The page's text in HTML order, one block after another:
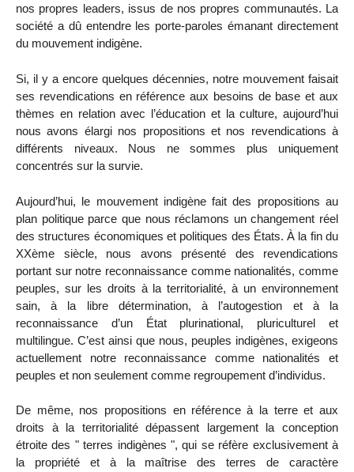
nos propres leaders, issus de nos propres communautés. La
société a dû entendre les porte-paroles émanant directement
du mouvement indigène.
Si, il y a encore quelques décennies, notre mouvement faisait
ses revendications en référence aux besoins de base et aux
thèmes en relation avec l’éducation et la culture, aujourd’hui
nous avons élargi nos propositions et nos revendications à
différents niveaux. Nous ne sommes plus uniquement
concentrés sur la survie.
Aujourd’hui, le mouvement indigène fait des propositions au
plan politique parce que nous réclamons un changement réel
des structures économiques et politiques des États. À la fin du
XXème siècle, nous avons présenté des revendications
portant sur notre reconnaissance comme nationalités, comme
peuples, sur les droits à la territorialité, à un environnement
sain, à la libre détermination, à l’autogestion et à la
reconnaissance d’un État plurinational, pluriculturel et
multilingue. C’est ainsi que nous, peuples indigènes, exigeons
actuellement notre reconnaissance comme nationalités et
peuples et non seulement comme regroupement d’individus.
De même, nos propositions en référence à la terre et aux
droits à la territorialité dépassent largement la conception
étroite des " terres indigènes ", qui se réfère exclusivement à
la propriété et à la maîtrise des terres de caractère